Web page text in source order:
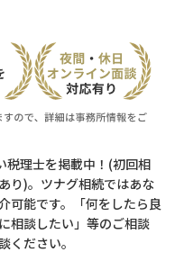
内容で探す
書作成・遺言執行
登記
分侵害額請求
手続き
相場
ム
手続き
税理士を掲載中！(初回相
り)。ツナグ相続ではあな
可能です。「何をしたら良
相談したい」等のご相談
ください。